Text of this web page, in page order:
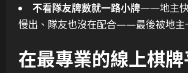
不看隊友牌數就一路小牌——地主快
慢出、隊友也沒在配合——最後被地主
在最專業的線上棋